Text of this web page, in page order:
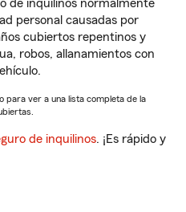
de inquilinos normalmente
personal causadas por
cubiertos repentinos y
robos, allanamientos con
para ver a una lista completa de la
de inquilinos. ¡Es rápido y